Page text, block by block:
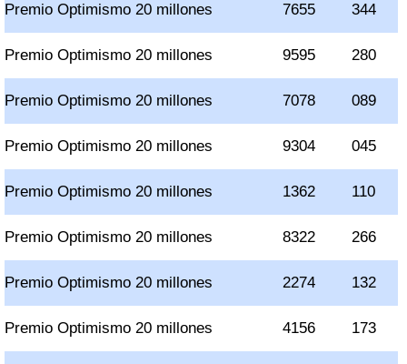
Premio Optimismo 20 millones 7655 344
Premio Optimismo 20 millones 9595 280
Premio Optimismo 20 millones 7078 089
Premio Optimismo 20 millones 9304 045
Premio Optimismo 20 millones 1362 110
Premio Optimismo 20 millones 8322 266
Premio Optimismo 20 millones 2274 132
Premio Optimismo 20 millones 4156 173